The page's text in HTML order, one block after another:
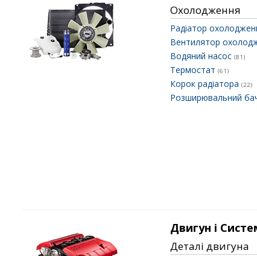
Охолодження
Радіатор
Вентилятор
Водяний насос (81)
Термостат (61)
Корок радіатора (22)
Розширювальний
Двигун і
Деталі двигуна